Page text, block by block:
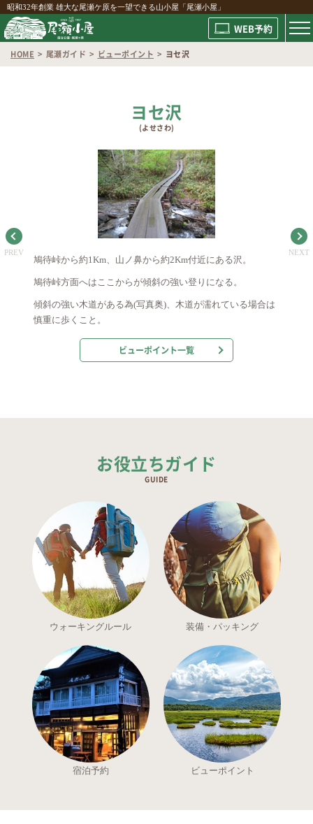
昭和32年創業 雄大な尾瀬ケ原を一望できる山小屋「尾瀬小屋」
WEB予約
HOME 尾瀬ガイド ビューポイント ヨセ沢
ヨセ沢
(よせさわ)
鳩待峠から約1Km、山ノ鼻から約2Km付近にある沢。
鳩待峠方面へはここからが傾斜の強い登りになる。
傾斜の強い木道がある為(写真奥)、木道が濡れている場合は
慎重に歩くこと。
PREV NEXT
ビューポイント一覧
お役立ちガイド
GUIDE
ウォーキングルール 装備・パッキング
宿泊予約 ビューポイント